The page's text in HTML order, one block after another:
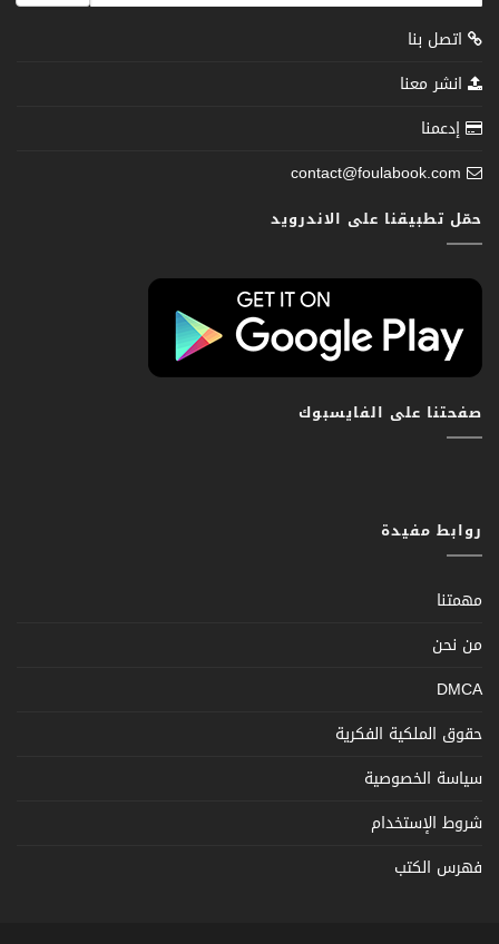
اتصل بنا
انشر معنا
إدعمنا
contact@foulabook.com
حمّل تطبيقنا على الاندرويد
صفحتنا على الفايسبوك
روابط مفيدة
مهمتنا
من نحن
DMCA
حقوق الملكية الفكرية
سياسة الخصوصية
شروط الإستخدام
فهرس الكتب